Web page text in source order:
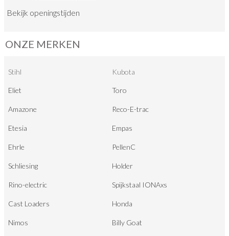
Bekijk openingstijden
ONZE MERKEN
Stihl Kubota
Eliet Toro
Amazone Reco-E-trac
Etesia Empas
Ehrle PellenC
Schliesing Holder
Rino-electric Spijkstaal IONAxs
Cast Loaders Honda
Nimos Billy Goat